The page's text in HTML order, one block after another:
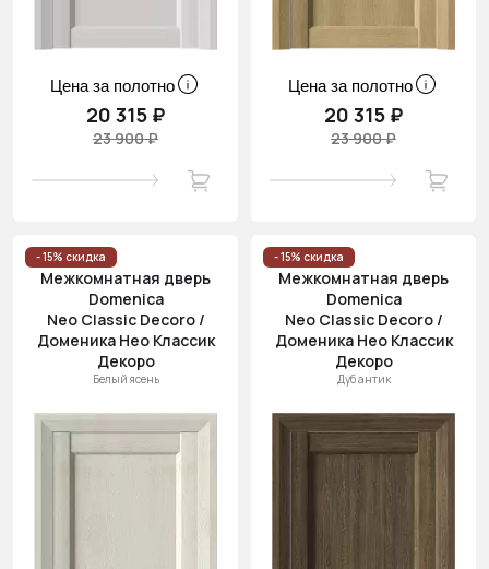
Цена за полотно
20 315 ₽
23 900 ₽
Цена за полотно
20 315 ₽
23 900 ₽
- 15% скидка
Межкомнатная дверь
Domenica
Neo Classic Decoro /
Доменика Нео Классик
Декоро
Белый ясень
- 15% скидка
Межкомнатная дверь
Domenica
Neo Classic Decoro /
Доменика Нео Классик
Декоро
Дуб антик